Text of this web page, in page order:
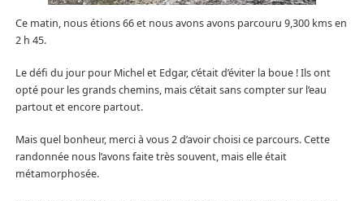
Ce matin, nous étions 66 et nous avons avons parcouru 9,300 kms en
2 h 45.
Le défi du jour pour Michel et Edgar, c’était d’éviter la boue ! Ils ont
opté pour les grands chemins, mais c’était sans compter sur l’eau
partout et encore partout.
Mais quel bonheur, merci à vous 2 d’avoir choisi ce parcours. Cette
randonnée nous l’avons faite très souvent, mais elle était
métamorphosée.